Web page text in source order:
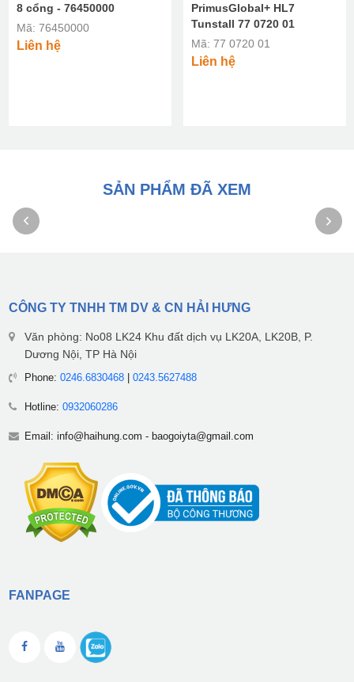
8 cổng - 76450000
Mã: 76450000
Liên hệ
PrimusGlobal+ HL7
Tunstall 77 0720 01
Mã: 77 0720 01
Liên hệ
SẢN PHẨM ĐÃ XEM
CÔNG TY TNHH TM DV & CN HẢI HƯNG
Văn phòng: No08 LK24 Khu đất dịch vụ LK20A, LK20B, P.
Dương Nội, TP Hà Nội
Phone: 0246.6830468| 0243.5627488
Hotline: 0932060286
Email: info@haihung.com - baogoiyta@gmail.com
FANPAGE